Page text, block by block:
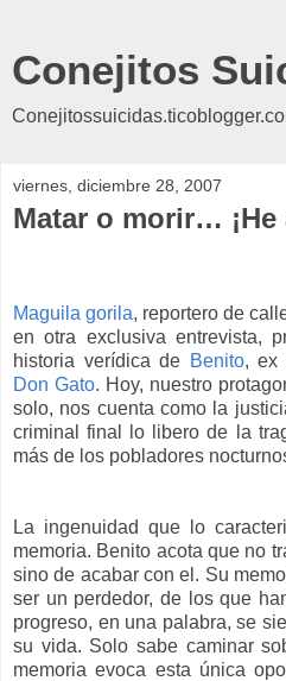
Conejitos
viernes, diciembre 28, 2007
Matar o morir…
Maguila gorila, reportero de
en otra exclusiva entrevista,
historia verídica de Benito, ex
Don Gato. Hoy, nuestro
solo, nos cuenta como la
criminal final lo libero de la
más de los pobladores
La ingenuidad que lo
memoria. Benito acota que no
sino de acabar con el. Su
ser un perdedor, de los que
progreso, en una palabra, se
su vida. Solo sabe caminar
memoria evoca esta única